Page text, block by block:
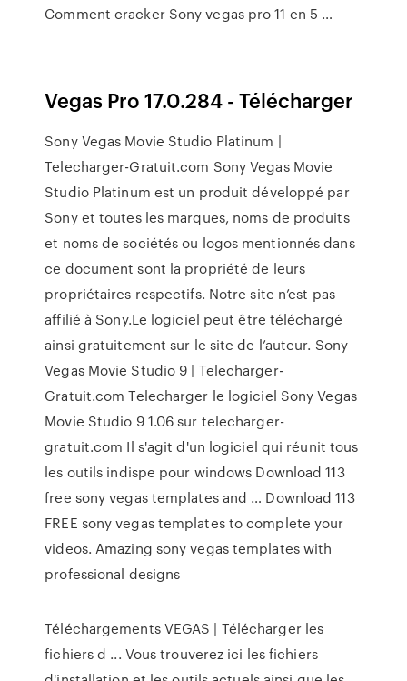
Comment cracker Sony vegas pro 11 en 5 …
Vegas Pro 17.0.284 - Télécharger
Sony Vegas Movie Studio Platinum |
Telecharger-Gratuit.com Sony Vegas Movie
Studio Platinum est un produit développé par
Sony et toutes les marques, noms de produits
et noms de sociétés ou logos mentionnés dans
ce document sont la propriété de leurs
propriétaires respectifs. Notre site n’est pas
affilié à Sony.Le logiciel peut être téléchargé
ainsi gratuitement sur le site de l’auteur. Sony
Vegas Movie Studio 9 | Telecharger-
Gratuit.com Telecharger le logiciel Sony Vegas
Movie Studio 9 1.06 sur telecharger-
gratuit.com Il s'agit d'un logiciel qui réunit tous
les outils indispe pour windows Download 113
free sony vegas templates and … Download 113
FREE sony vegas templates to complete your
videos. Amazing sony vegas templates with
professional designs
Téléchargements VEGAS | Télécharger les
fichiers d ... Vous trouverez ici les fichiers